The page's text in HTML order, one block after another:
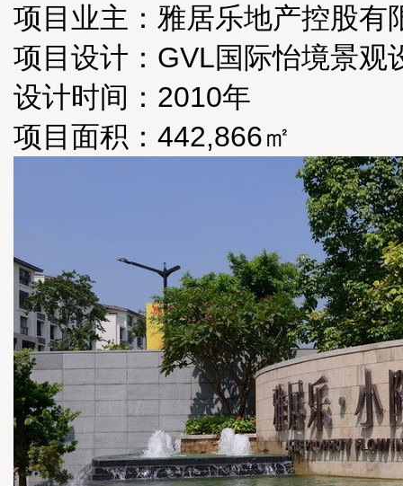
项目业主：雅居乐地产控股有
项目设计：GVL国际怡境景
设计时间：2010年
项目面积：442,866㎡